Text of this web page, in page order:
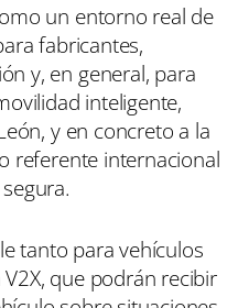
un entorno real de
fabricantes,
y, en general, para
inteligente,
y en concreto a la
referente internacional
tanto para vehículos
que podrán recibir